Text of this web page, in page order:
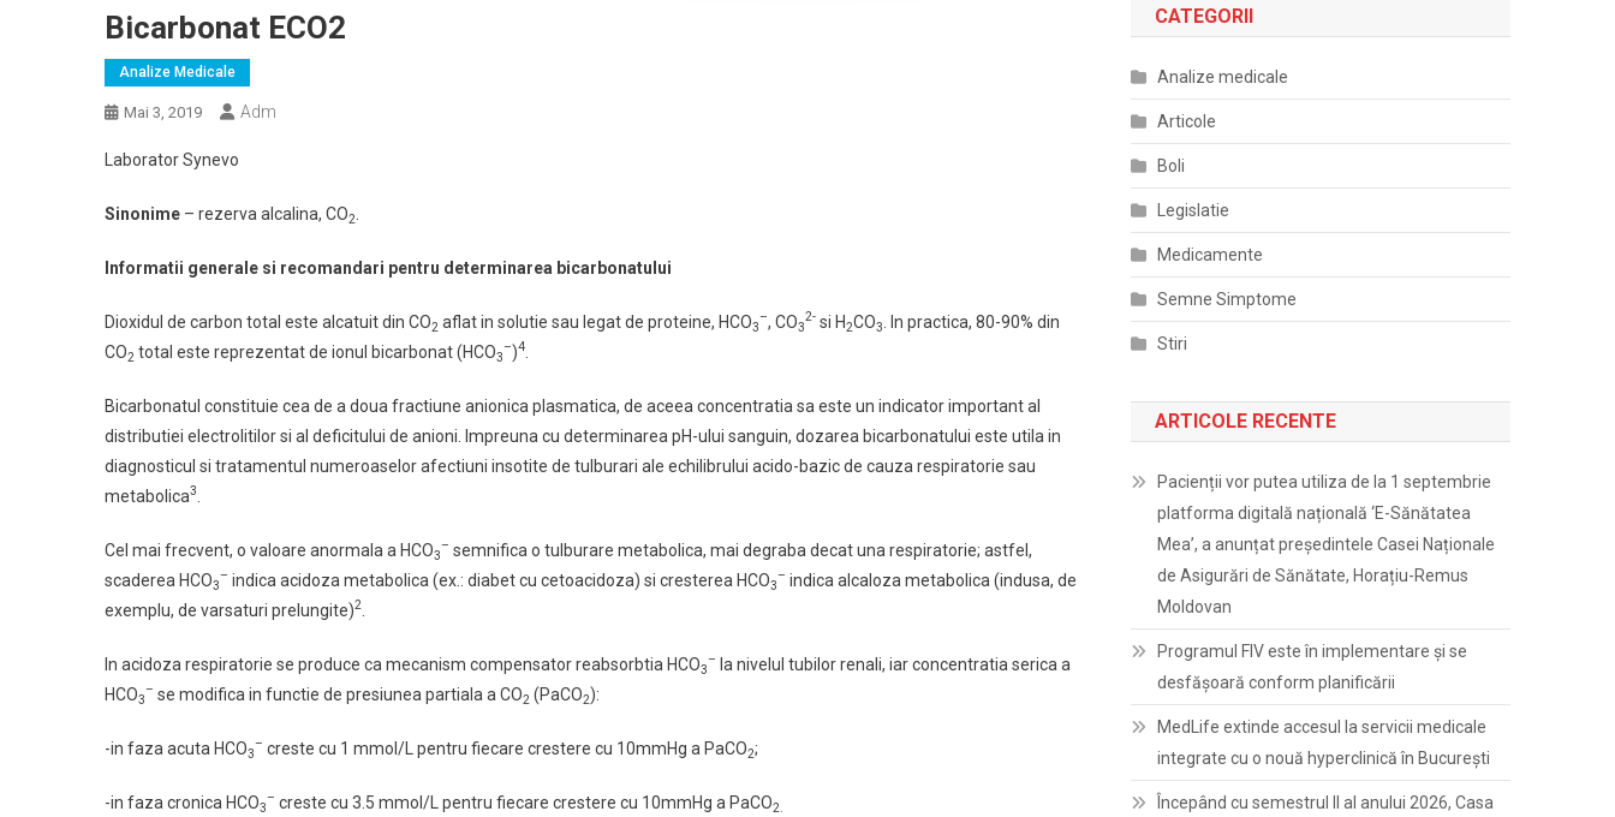
Bicarbonat ECO2
Analize Medicale
Mai 3, 2019 Adm
Laborator Synevo
Sinonime – rezerva alcalina, CO2
Informatii generale si recomandari pentru determinarea bicarbonatului
Dioxidul de carbon total este alcatuit din CO2 aflat in solutie sau legat de proteine, HCO3
–, CO3
2- si H2CO3
. In practica, 80-90% din
CO2 total este reprezentat de ionul bicarbonat (HCO3
–)4
Bicarbonatul constituie cea de a doua fractiune anionica plasmatica, de aceea concentratia sa este un indicator important al
distributiei electrolitilor si al deficitului de anioni. Impreuna cu determinarea pH-ului sanguin, dozarea bicarbonatului este utila in
diagnosticul si tratamentul numeroaselor afectiuni insotite de tulburari ale echilibrului acido-bazic de cauza respiratorie sau
metabolica3
Cel mai frecvent, o valoare anormala a HCO3
– semnifica o tulburare metabolica, mai degraba decat una respiratorie; astfel,
scaderea HCO3
– indica acidoza metabolica (ex.: diabet cu cetoacidoza) si cresterea HCO3
– indica alcaloza metabolica (indusa, de
exemplu, de varsaturi prelungite)2
In acidoza respiratorie se produce ca mecanism compensator reabsorbtia HCO3
– la nivelul tubilor renali, iar concentratia serica a
HCO3
– se modifica in functie de presiunea partiala a CO2 (PaCO2):
-in faza acuta HCO3
– creste cu 1 mmol/L pentru fiecare crestere cu 10mmHg a PaCO2;
-in faza cronica HCO3
– creste cu 3.5 mmol/L pentru fiecare crestere cu 10mmHg a PaCO2.
CATEGORII
Analize medicale
Articole
Boli
Legislatie
Medicamente
Semne Simptome
Stiri
ARTICOLE RECENTE
Pacienții vor putea utiliza de la 1 septembrie
platforma digitală națională ‘E-Sănătatea
Mea’, a anunțat președintele Casei Naționale
de Asigurări de Sănătate, Horațiu-Remus
Moldovan
Programul FIV este în implementare și se
desfășoară conform planificării
MedLife extinde accesul la servicii medicale
integrate cu o nouă hyperclinică în București
Începând cu semestrul II al anului 2026, Casa